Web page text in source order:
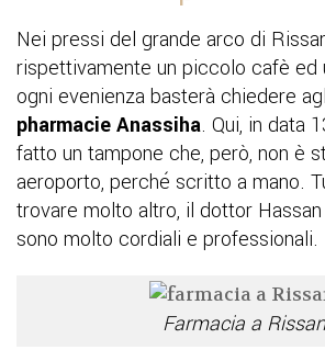
Nei pressi del grande arco di
rispettivamente un piccolo cafè ed
ogni evenienza basterà chiedere
pharmacie Anassiha. Qui, in data
fatto un tampone che, però, non è
aeroporto, perché scritto a mano.
trovare molto altro, il dottor
sono molto cordiali e professionali.
Farmacia a